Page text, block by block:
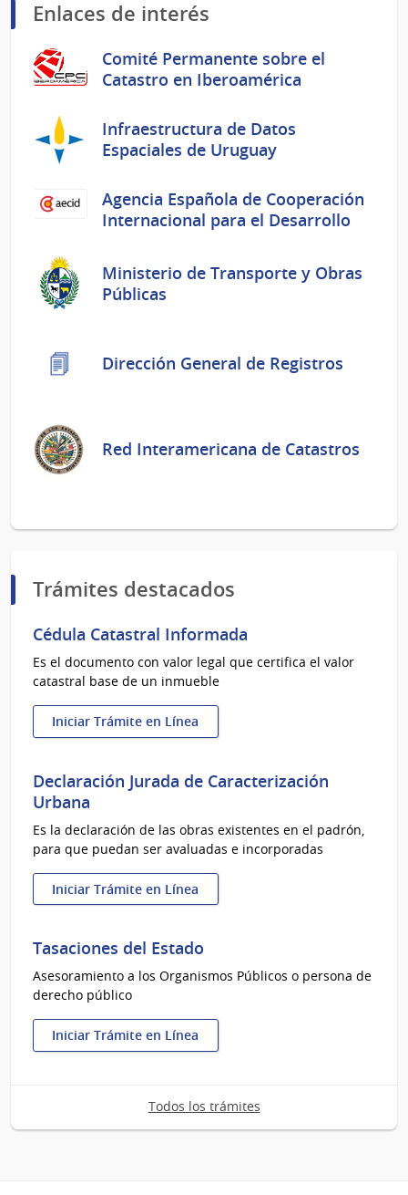
Enlaces de interés
Comité Permanente sobre el
Catastro en Iberoamérica
Infraestructura de Datos
Espaciales de Uruguay
Agencia Española de Cooperación
Internacional para el Desarrollo
Ministerio de Transporte y Obras
Públicas
Dirección General de Registros
Red Interamericana de Catastros
Trámites destacados
Cédula Catastral Informada
Es el documento con valor legal que certifica el valor
catastral base de un inmueble
Iniciar Trámite en Línea
:
Catastral
Informada
Declaración Jurada de Caracterización
Urbana
Es la declaración de las obras existentes en el padrón,
para que puedan ser avaluadas e incorporadas
Iniciar Trámite en Línea
:
Jurada
Caracterización
Urbana
Tasaciones del Estado
Asesoramiento a los Organismos Públicos o persona de
derecho público
Iniciar Trámite en Línea
:
EstadoTodos los trámites